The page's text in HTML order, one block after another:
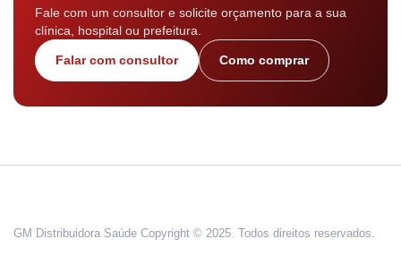
Fale com um consultor e solicite orçamento para a sua
clínica, hospital ou prefeitura.
Falar com consultor Como comprar
GM Distribuidora Saúde Copyright © 2025. Todos direitos reservados.